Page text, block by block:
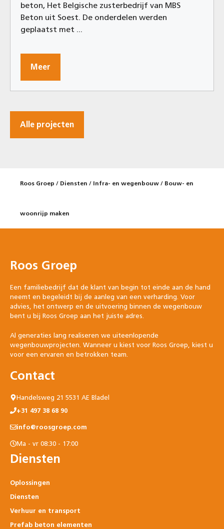
beton, Het Belgische zusterbedrijf van MBS
Beton uit Soest. De onderdelen werden
geplaatst met ...
Meer
Alle projecten
Roos Groep / Diensten / Infra- en wegenbouw / Bouw- en
woonrijp maken
Roos Groep
Een familiebedrijf dat de klant van begin tot einde aan de hand
neemt en begeleidt bij de aanleg van een verharding. Voor
advies, het ontwerp en de uitvoering binnen de wegenbouw
bent u bij Roos Groep aan het juiste adres.
Al generaties lang realiseren we uiteenlopende
wegenbouwprojecten. Wanneer u kiest voor Roos Groep, kiest u
voor een ervaren en betrokken team.
Contact
Handelsweg 21 5531 AE Bladel
+31 497 38 68 90
info@roosgroep.com
Ma - vr 08:30 - 17:00
Diensten
Oplossingen
Diensten
Verhuur en transport
Prefab beton elementen